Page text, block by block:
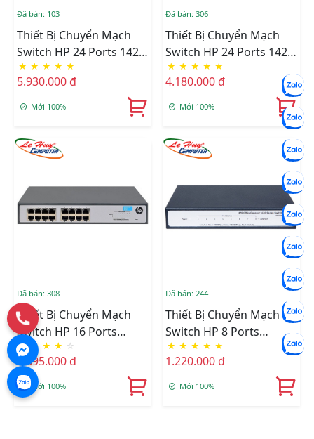
Đã bán: 103
Thiết Bị Chuyển Mạch
Switch HP 24 Ports 1420-
24G-2SFP+ JH018A
★ ★ ★ ★ ★
5.930.000 đ
Mới 100%
Đã bán: 306
Thiết Bị Chuyển Mạch
Switch HP 24 Ports 1420-
24G-2SFP JH017A
★ ★ ★ ★ ★
4.180.000 đ
Mới 100%
Đã bán: 308
Thiết Bị Chuyển Mạch
Switch HP 16 Ports
Gigabit 1420 JH016A
★ ★ ★ ★ ☆
2.895.000 đ
Mới 100%
Đã bán: 244
Thiết Bị Chuyển Mạch
Switch HP 8 Ports
Gigabit 1420 JH329A
★ ★ ★ ★ ★
1.220.000 đ
Mới 100%